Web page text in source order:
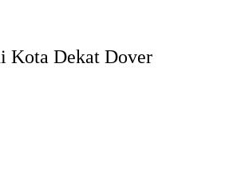
Kota Dekat Dover